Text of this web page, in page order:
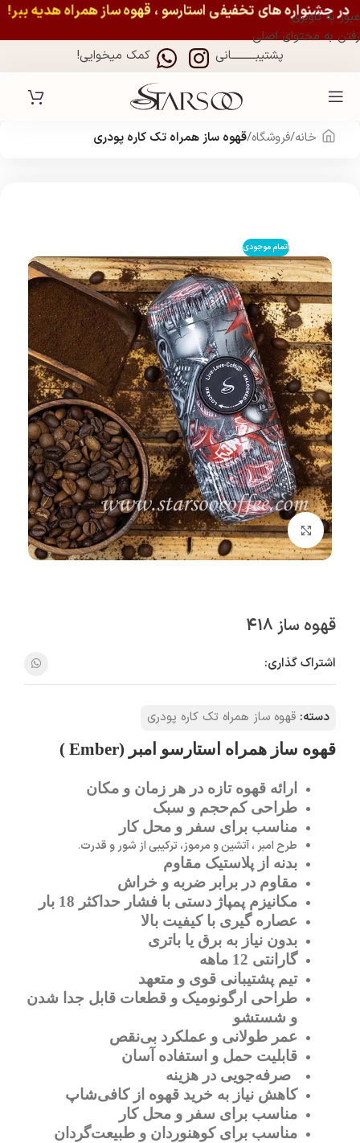
عبور به ناوبری
رفتن به محتوای اصلی
در جشنواره های تخفیفی استارسو ، قهوه ساز همراه هدیه ببر!
پشتیبــــــــــانی کمک میخوایی!
خانه فروشگاه قهوه‌ ساز همراه تک کاره پودری
اتمام موجودی
بزرگنمایی تصویر
قهوه ساز 418
اشتراک گذاری:
دسته: قهوه‌ ساز همراه تک کاره پودری
قهوه ساز همراه استارسو امبر (Ember )
ارائه قهوه تازه در هر زمان و مکان
طراحی کم‌حجم و سبک
مناسب برای سفر و محل کار
طرح امبر ، آتشین و مرموز، ترکیبی از شور و قدرت.
بدنه از پلاستیک مقاوم
مقاوم در برابر ضربه و خراش
مکانیزم پمپاژ دستی با فشار حداکثر 18 بار
عصاره ‌گیری با کیفیت بالا
بدون نیاز به برق یا باتری
گارانتی 12 ماهه
تیم پشتیبانی قوی و متعهد
طراحی ارگونومیک و قطعات قابل جدا شدن
و شستشو
عمر طولانی و عملکرد بی‌نقص
قابلیت حمل و استفاده آسان
صرفه‌جویی در هزینه
کاهش نیاز به خرید قهوه از کافی‌شاپ
مناسب برای سفر و محل کار
مناسب برای کوهنوردان و طبیعت‌گردان